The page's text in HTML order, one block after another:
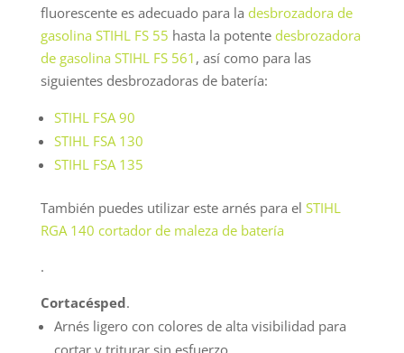
fluorescente es adecuado para la desbrozadora de
gasolina STIHL FS 55 hasta la potente desbrozadora
de gasolina STIHL FS 561 , así como para las
siguientes desbrozadoras de batería:
STIHL FSA 90
STIHL FSA 130
STIHL FSA 135
También puedes utilizar este arnés para el STIHL
RGA 140 cortador de maleza de batería
.
Cortacésped.
Arnés ligero con colores de alta visibilidad para
cortar y triturar sin esfuerzo